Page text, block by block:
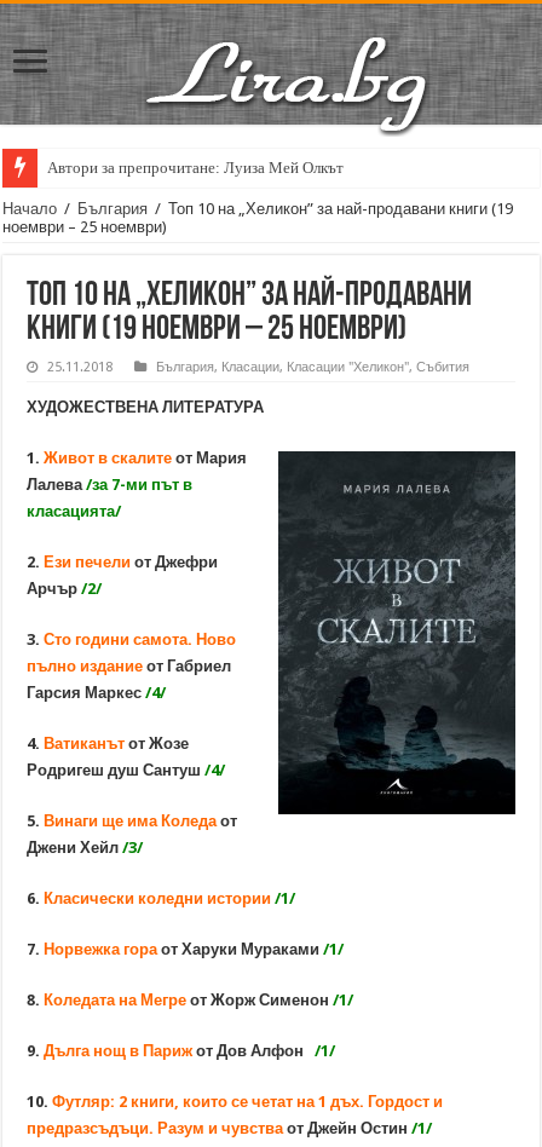
Автори за препрочитане: Луиза Мей Олкът
Кирил Кадийски: „Плачът на големия поет винаги е и сила, и
Начало / България / Топ 10 на „Хеликон” за най-продавани книги (19
ноември – 25 ноември)
Топ 10 на „Хеликон” за най-продавани
книги (19 ноември – 25 ноември)
25.11.2018 България, Класации, Класации "Хеликон",Събития
ХУДОЖЕСТВЕНА ЛИТЕРАТУРА
1.Живот в скалите от Мария
Лалева/за 7-ми път в
класацията/
2. Ези печели от Джефри
Арчър/2/
3.Сто години самота. Ново
пълно издание от Габриел
Гарсия Маркес/4/
4. Ватиканът от Жозе
Родригеш душ Сантуш/4/
5. Винаги ще има Коледаот
Джени Хейл/3/
6. Класически коледни истории /1/
7. Норвежка гораот Харуки Мураками/1/
8. Коледата на Мегре от Жорж Сименон/1/
9.Дълга нощ в Парижот Дов Алфон/1/
10.Футляр: 2 книги, които се четат на 1 дъх. Гордост и
предразсъдъци. Разум и чувстваот Джейн Остин/1/